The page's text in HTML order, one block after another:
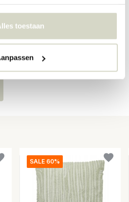
toestaan
SALE 60%